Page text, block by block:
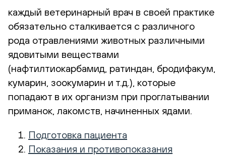
каждый ветеринарный врач в своей практике
обязательно сталкивается с различного
рода отравлениями животных различными
ядовитыми веществами
(нафтилтиокарбамид, ратиндан, бродифакум,
кумарин, зоокумарин и т.д.), которые
попадают в их организм при проглатывании
приманок, лакомств, начиненных ядами.
Подготовка пациента
Показания и противопоказания